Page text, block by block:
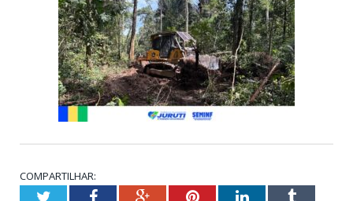
COMPARTILHAR:
TwitterFacebookGoogle+PinterestLinkedInTumblr